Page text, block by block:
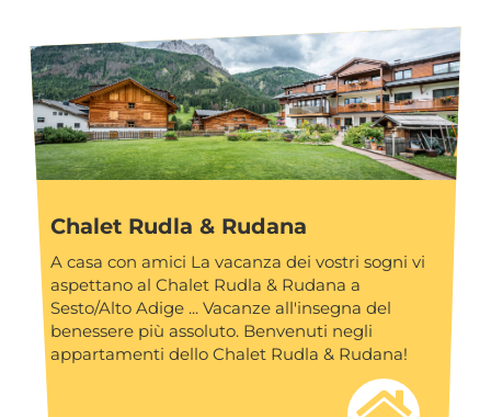
Chalet Rudla & Rudana
A casa con amici La vacanza dei vostri sogni vi
aspettano al Chalet Rudla & Rudana a
Sesto/Alto Adige ... Vacanze all'insegna del
benessere più assoluto. Benvenuti negli
appartamenti dello Chalet Rudla & Rudana!